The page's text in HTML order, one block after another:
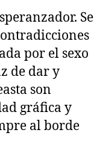
Se
por el sexo
de dar y
son
gráfica y
al borde